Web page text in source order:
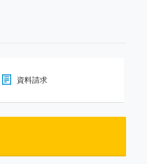
資料請求